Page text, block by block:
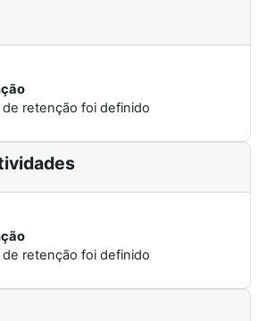
retenção foi definido
retenção foi definido